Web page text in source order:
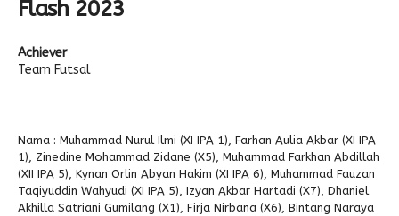
Bulletin
Alumni
Flash 2023
Achiever
Team Futsal
Nama : Muhammad Nurul Ilmi (XI IPA 1), Farhan Aulia Akbar (XI IPA
1), Zinedine Mohammad Zidane (X5), Muhammad Farkhan Abdillah
(XII IPA 5), Kynan Orlin Abyan Hakim (XI IPA 6), Muhammad Fauzan
Taqiyuddin Wahyudi (XI IPA 5), Izyan Akbar Hartadi (X7), Dhaniel
Akhilla Satriani Gumilang (X1), Firja Nirbana (X6), Bintang Naraya